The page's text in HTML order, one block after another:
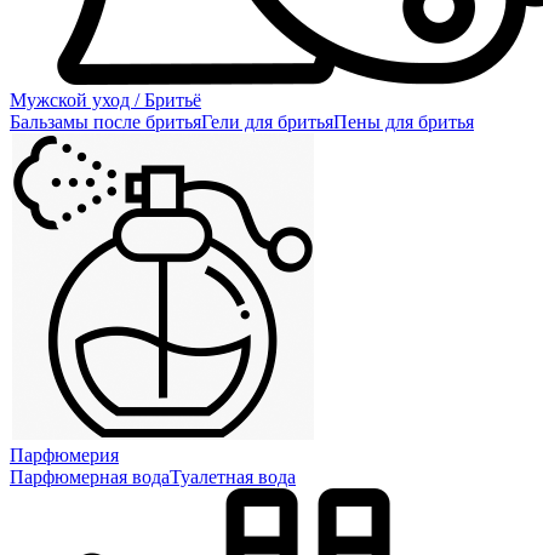
Мужской уход / Бритьё
Бальзамы после бритьяГели для бритьяПены для бритья
Парфюмерия
Парфюмерная водаТуалетная вода